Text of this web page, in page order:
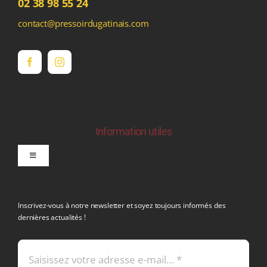
contact@pressoirdugatinais.com
Information utiles
Toggle
Mentions légales
Inscrivez-vous à notre newsletter et soyez toujours informés des
dernières actualités !